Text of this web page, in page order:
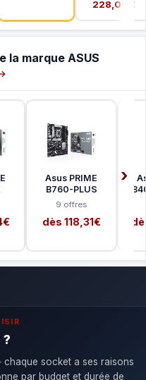
228,00€
la marque ASUS
Asus PRIME
B760-PLUS
9 offres
dès 118,31€
chaque socket a ses raisons
par budget et durée de